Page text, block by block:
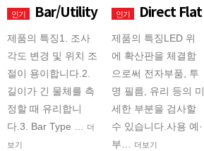
인기 Bar/Utility
제품의 특징1. 조사
각도 변경 및 위치 조
절이 용이합니다.2.
길이가 긴 물체를 측
정할 때 유리합니
다.3. Bar Type …
더
보기
인기 Direct Flat
제품의 특징LED 위
에 확산판을 체결함
으로써 전자부품, 투
명 필름, 유리 등의 미
세한 부분을 검사할
수 있습니다.사용 예·
부…
더보기